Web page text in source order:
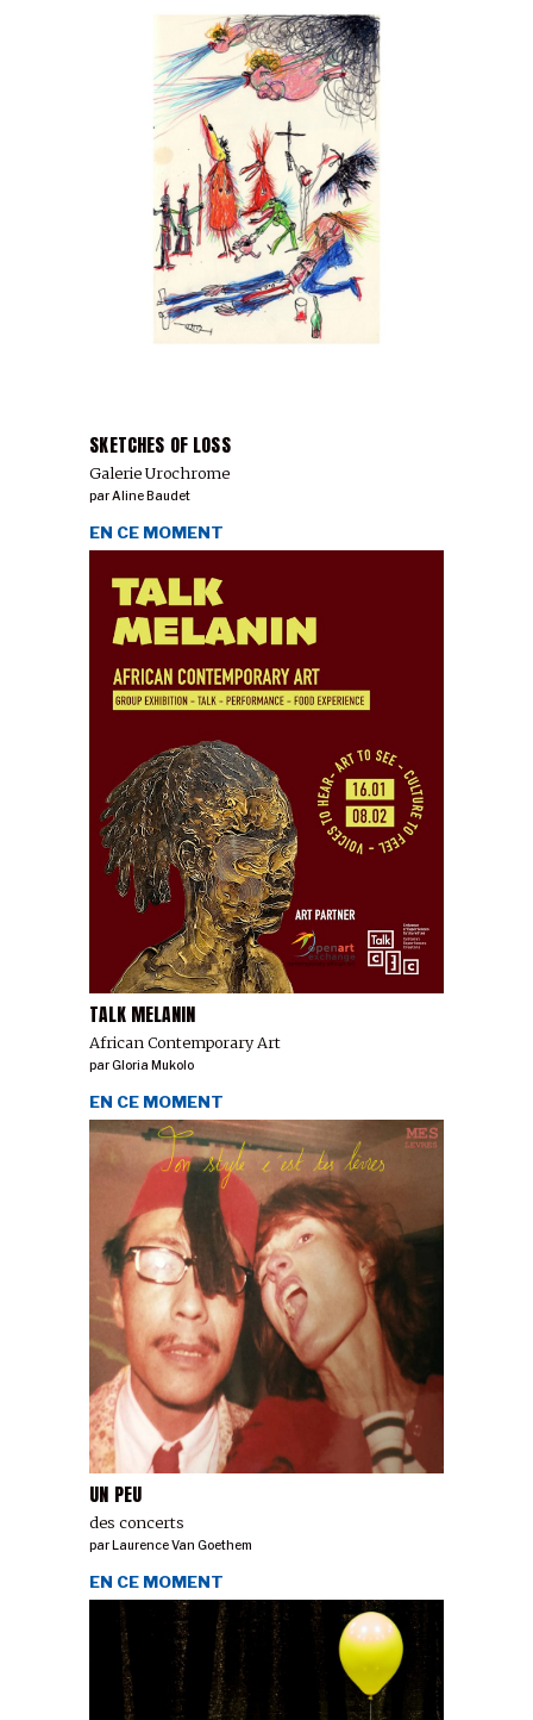
SKETCHES OF LOSS
Galerie Urochrome
parAline Baudet
TALK MELANIN
African Contemporary Art
EN CE MOMENT
parGloria Mukolo
UN PEU
des concerts
EN CE MOMENT
par Laurence Van Goethem
EN CE MOMENT